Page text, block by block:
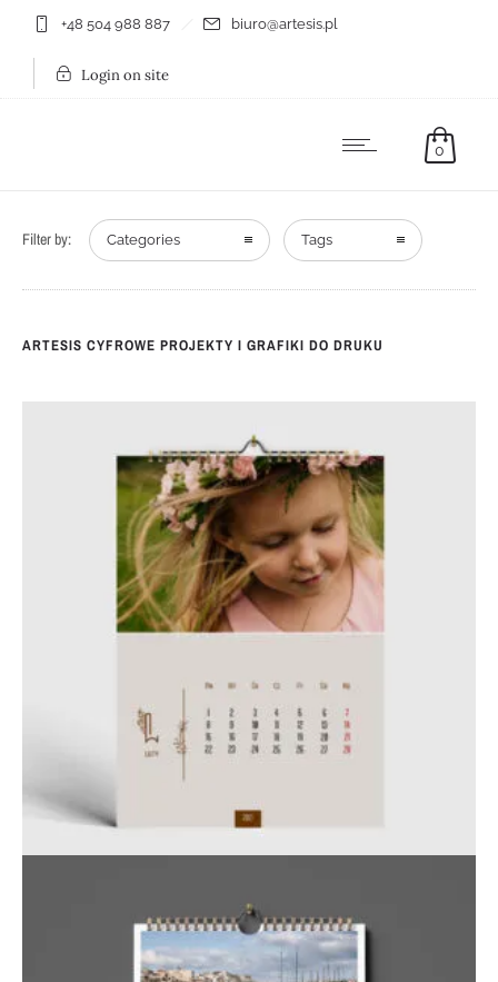
+48 504 988 887 biuro@artesis.pl
Login on site
0
Filter by: Categories Tags
ARTESIS CYFROWE PROJEKTY I GRAFIKI DO DRUKU